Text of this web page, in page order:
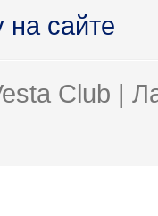
на сайте
Club |